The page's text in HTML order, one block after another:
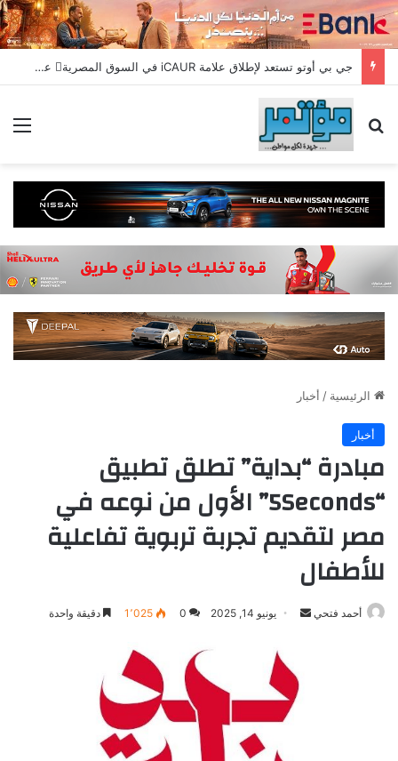
جي بي أوتو تستعد لإطلاق علامة iCAUR في السوق المصرية علامة عالمية جديدة لسيارات الطاقة الجديدة تجمع بين التكنولوجيا الذكية والتصميم الجريء وروح المغامر
بحث عن
الرئيسية / أخبار
أخبار
مبادرة “بداية” تطلق تطبيق
“5Seconds” الأول من نوعه في
مصر لتقديم تجربة تربوية تفاعلية
للأطفال
أحمد فتحي
أرسل
إلكترونيا
يونيو 14, 2025 0 1٬025 دقيقة واحدة